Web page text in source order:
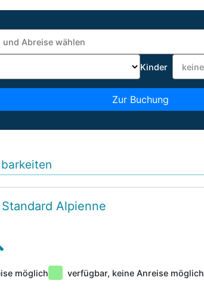
Kinder
Zur Buchung
Alpienne
möglich verfügbar, keine Anreise möglich